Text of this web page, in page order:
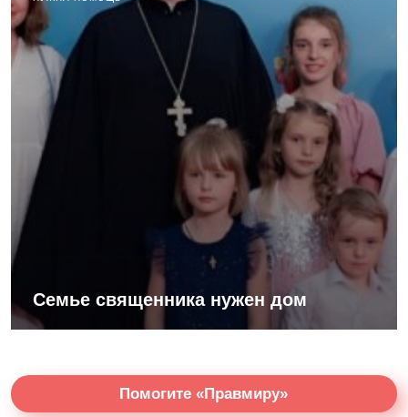
Семье священника нужен дом
Помогите «Правмиру»